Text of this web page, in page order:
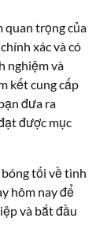
quan trọng của
chính xác và có
nghiệm và
kết cung cấp
đưa ra
được mục
tối về tình
hôm nay để
và bắt đầu